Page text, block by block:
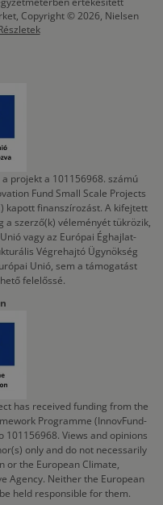
Copyright © 2026, Nielsen
projekt a 101156968. számú
Fund Small Scale Projects
kapott finanszírozást. A kifejtett
a szerző(k) véleményét tükrözik,
vagy az Európai Éghajlat-
Végrehajtó Ügynökség
Unió, sem a támogatást
felelőssé.
has received funding from the
Programme (InnovFund-
Views and opinions
only and do not necessarily
or the European Climate,
Agency. Neither the European
held responsible for them.